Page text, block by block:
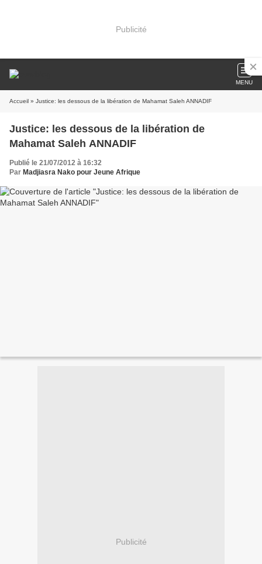
Publicité
MENU
Accueil » Justice: les dessous de la libération de Mahamat Saleh ANNADIF
Justice: les dessous de la libération de
Mahamat Saleh ANNADIF
Publié le 21/07/2012 à 16:32
Par Madjiasra Nako pour Jeune Afrique
Publicité